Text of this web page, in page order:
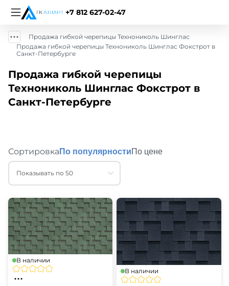
+7 812 627-02-47
Продажа гибкой черепицы Технониколь Шинглас
Продажа гибкой черепицы Технониколь Шинглас Фокстрот в
Санкт-Петербурге
Продажа гибкой черепицы
Технониколь Шинглас Фокстрот в
Санкт-Петербурге
Сортировка По популярностиПо цене
Показывать по 50
В наличии
В наличии